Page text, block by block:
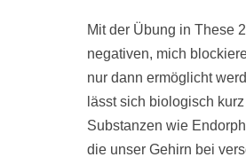
Mit der Übung in These
negativen, mich
nur dann ermöglicht
lässt sich biologisch
Substanzen wie
die unser Gehirn bei